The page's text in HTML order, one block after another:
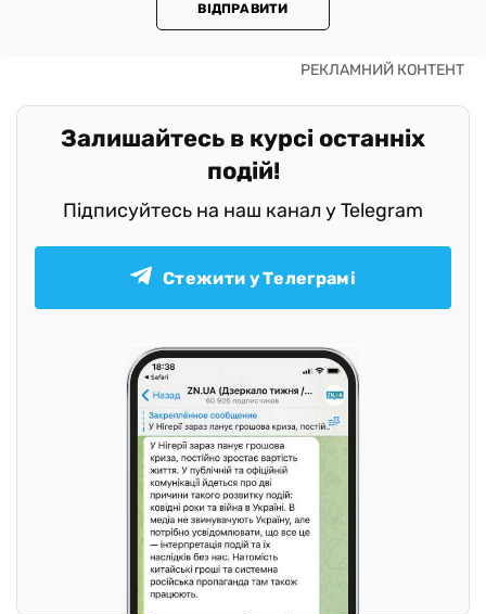
ВІДПРАВИТИ
Залишайтесь в курсі останніх
подій!
Підписуйтесь на наш канал у Telegram
Стежити у Телеграмі